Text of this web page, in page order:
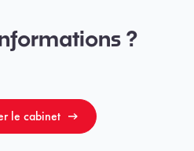
?
le cabinet